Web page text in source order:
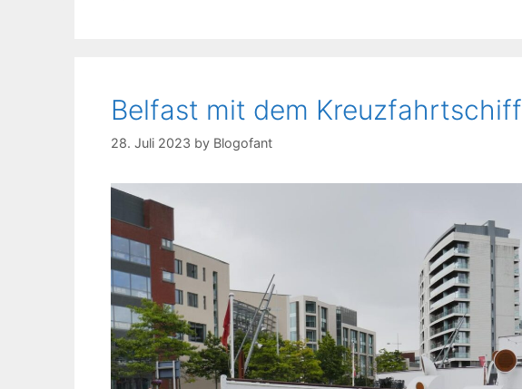
Belfast mit dem Kreuzfahrtschiff
28. Juli 2023 by Blogofant